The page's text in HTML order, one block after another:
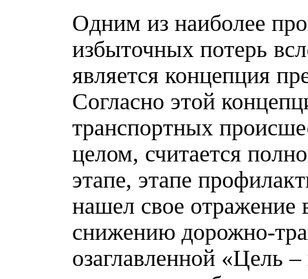
Одним из наиболее
избыточных потерь
является концепция
Согласно этой
транспортных
целом, считается
этапе, этапе
нашел свое отражение
снижению дорожно-
озаглавленной «Цель